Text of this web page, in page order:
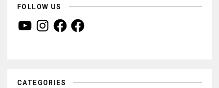
FOLLOW US
Y
o
n
m
F
a
F
a
CATEGORIES